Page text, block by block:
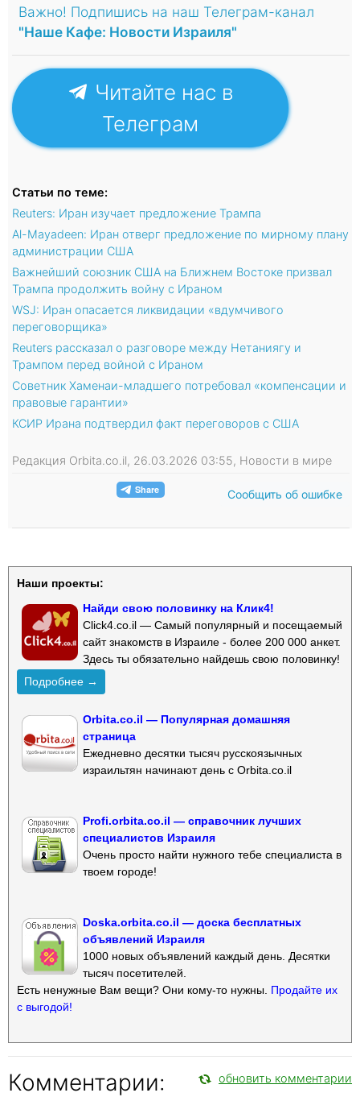
Важно! Подпишись на наш Телеграм-канал
"Наше Кафе: Новости Израиля"
Читайте нас в
Телеграм
Статьи по теме:
Reuters: Иран изучает предложение Трампа
Al-Mayadeen: Иран отверг предложение по мирному плану
администрации США
Важнейший союзник США на Ближнем Востоке призвал
Трампа продолжить войну с Ираном
WSJ: Иран опасается ликвидации «вдумчивого
переговорщика»
Reuters рассказал о разговоре между Нетаниягу и
Трампом перед войной с Ираном
Советник Хаменаи-младшего потребовал «компенсации и
правовые гарантии»
КСИР Ирана подтвердил факт переговоров с США
Редакция Orbita.co.il, 26.03.2026 03:55, Новости в мире
Сообщить об ошибке
Наши проекты:
Найди свою половинку на Клик4!
Click4.co.il — Самый популярный и посещаемый
сайт знакомств в Израиле - более 200 000 анкет.
Здесь ты обязательно найдешь свою половинку!
Подробнее →
Orbita.co.il — Популярная домашняя
страница
Ежедневно десятки тысяч русскоязычных
израильтян начинают день с Orbita.co.il
Profi.orbita.co.il — справочник лучших
специалистов Израиля
Очень просто найти нужного тебе специалиста в
твоем городе!
Doska.orbita.co.il — доска бесплатных
объявлений Израиля
1000 новых объявлений каждый день. Десятки
тысяч посетителей.
Есть ненужные Вам вещи? Они кому-то нужны. Продайте их
с выгодой!
Комментарии: обновить комментарии